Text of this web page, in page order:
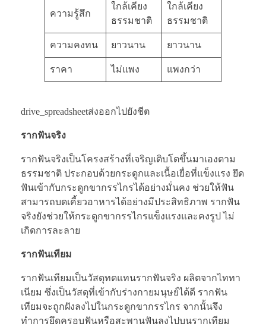
ความรู้สึก
ใกล้เคียง
ธรรมชาติ
ใกล้เคียง
ธรรมชาติ
ความคงทน ยาวนาน ยาวนาน
ราคา ไม่แพง แพงกว่า
drive_spreadsheetส่งออกไปยังชีต
รากฟันจริง
รากฟันจริงเป็นโครงสร้างที่เจริญเติบโตขึ้นมาเองตาม
ธรรมชาติ ประกอบด้วยกระดูกและเนื้อเยื่อที่แข็งแรง ยึด
ฟันเข้ากับกระดูกขากรรไกรได้อย่างมั่นคง ช่วยให้ฟัน
สามารถบดเคี้ยวอาหารได้อย่างมีประสิทธิภาพ รากฟัน
จริงยังช่วยให้กระดูกขากรรไกรแข็งแรงและคงรูป ไม่
เกิดการละลาย
รากฟันเทียม
รากฟันเทียมเป็นวัสดุทดแทนรากฟันจริง ผลิตจากไททา
เนียม ซึ่งเป็นวัสดุที่เข้ากับร่างกายมนุษย์ได้ดี รากฟัน
เทียมจะถูกฝังลงไปในกระดูกขากรรไกร จากนั้นจึง
ทำการยึดครอบฟันหรือสะพานฟันลงไปบนรากเทียม